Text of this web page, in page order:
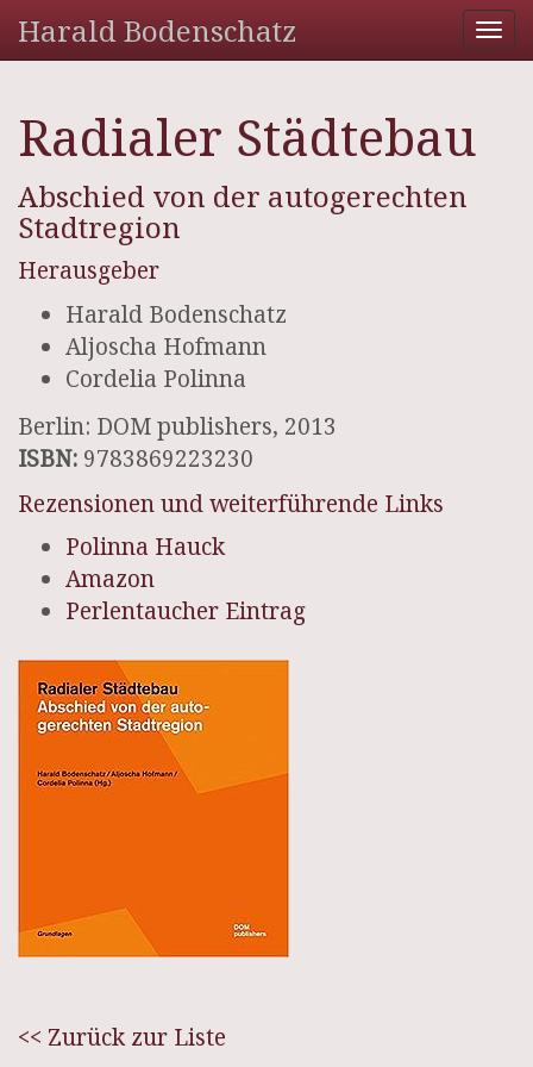
Harald Bodenschatz
Radialer Städtebau
Abschied von der autogerechten
Stadtregion
Herausgeber
Harald Bodenschatz
Aljoscha Hofmann
Cordelia Polinna
Berlin: DOM publishers, 2013
ISBN: 9783869223230
Rezensionen und weiterführende Links
Polinna Hauck
Amazon
Perlentaucher Eintrag
<< Zurück zur Liste